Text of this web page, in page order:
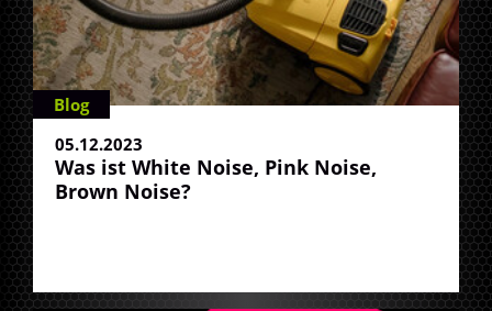
Blog
05.12.2023
Was ist White Noise, Pink Noise,
Brown Noise?